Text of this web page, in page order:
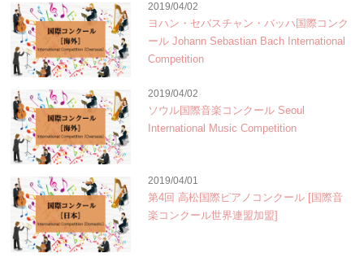
2019/04/02
ヨハン・セバスチャン・バッハ国際コンク
ール Johann Sebastian Bach International
Competition
2019/04/02
ソウル国際音楽コンクール Seoul
International Music Competition
2019/04/01
第4回 高松国際ピアノコンクール [国際音
楽コンクール世界連盟加盟]